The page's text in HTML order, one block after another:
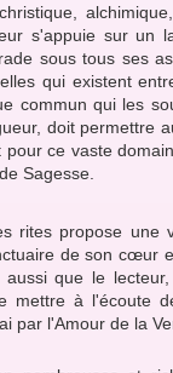
s'appuie sur un
sous tous ses
qui existent
commun qui les
doit permettre
ce vaste
Sagesse.
rites propose
de son cœur
que le
mettre à l'écoute
par l'Amour de la